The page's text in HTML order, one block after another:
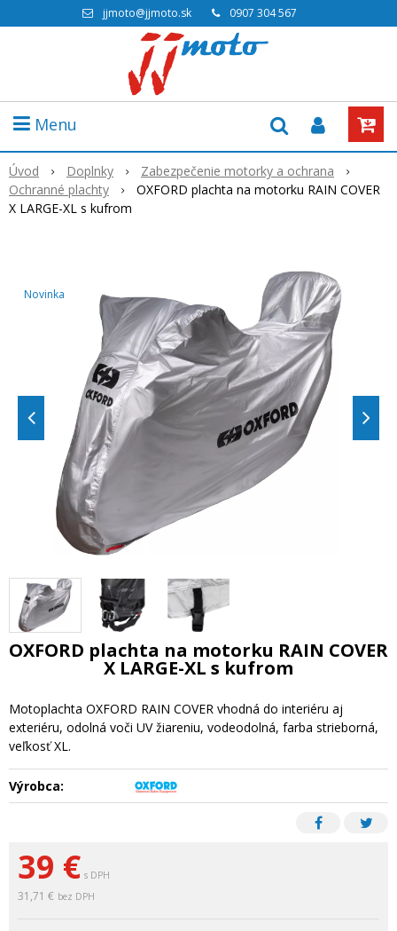
jjmoto@jjmoto.sk 0907 304 567
Menu
Úvod Doplnky
Zabezpečenie motorky a ochrana
Ochranné plachty
OXFORD plachta na motorku RAIN COVER
X LARGE-XL s kufrom
Novinka
39 € s DPH
31,71 € bez DPH
OXFORD plachta na motorku RAIN COVER
X LARGE-XL s kufrom
Motoplachta OXFORD RAIN COVER vhodná do interiéru aj
exteriéru, odolná voči UV žiareniu, vodeodolná, farba strieborná,
veľkosť XL.
Výrobca: